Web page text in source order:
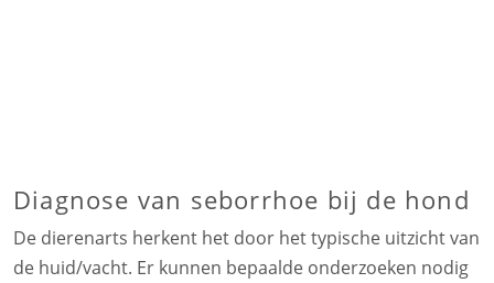
Diagnose van seborrhoe bij de hond
De dierenarts herkent het door het typische uitzicht van
de huid/vacht. Er kunnen bepaalde onderzoeken nodig